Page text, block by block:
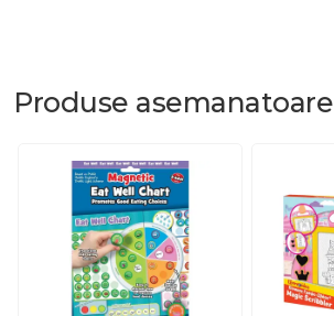
Produse asemanatoare